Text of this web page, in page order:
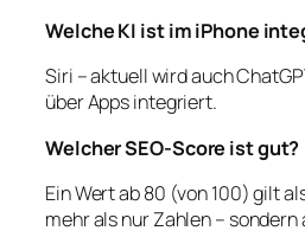
Welche KI ist im iPhone
Siri – aktuell wird auch
über Apps integriert.
Welcher SEO-Score ist gut?
Ein Wert ab 80 (von 100) gilt
mehr als nur Zahlen – sondern